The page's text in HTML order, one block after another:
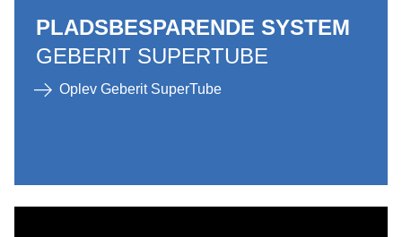
PLADSBESPARENDE SYSTEM
GEBERIT SUPERTUBE
Oplev Geberit SuperTube